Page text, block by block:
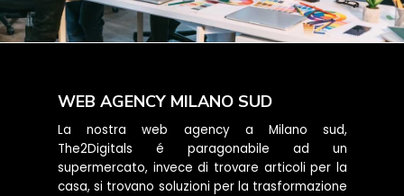
WEB AGENCY MILANO SUD
La nostra web agency a Milano sud,
The2Digitals é paragonabile ad un
supermercato, invece di trovare articoli per la
casa, si trovano soluzioni per la trasformazione